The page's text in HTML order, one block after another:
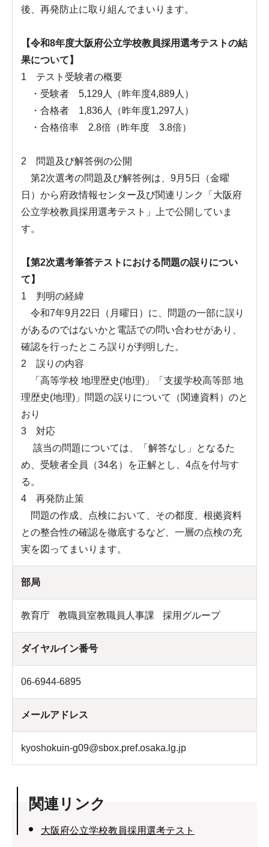
後、再発防止に取り組んでまいります。
【令和8年度大阪府公立学校教員採用選考テストの結
果について】
1 テスト受験者の概要
・受験者 5,129人（昨年度4,889人）
・合格者 1,836人（昨年度1,297人）
・合格倍率 2.8倍（昨年度 3.8倍）
2 問題及び解答例の公開
第2次選考の問題及び解答例は、9月5日（金曜
日）から府政情報センター及び関連リンク「大阪府
公立学校教員採用選考テスト」上で公開していま
す。
【第2次選考筆答テストにおける問題の誤りについ
て】
1 判明の経緯
令和7年9月22日（月曜日）に、問題の一部に誤り
があるのではないかと電話での問い合わせがあり、
確認を行ったところ誤りが判明した。
2 誤りの内容
「高等学校 地理歴史(地理)」「支援学校高等部 地
理歴史(地理)」問題の誤りについて（関連資料）のと
おり
3 対応
該当の問題については、「解答なし」となるた
め、受験者全員（34名）を正解とし、4点を付与す
る。
4 再発防止策
問題の作成、点検において、その都度、根拠資料
との整合性の確認を徹底するなど、一層の点検の充
実を図ってまいります。
部局
教育庁 教職員室教職員人事課 採用グループ
ダイヤルイン番号
06-6944-6895
メールアドレス
kyoshokuin-g09@sbox.pref.osaka.lg.jp
関連リンク
大阪府公立学校教員採用選考テスト